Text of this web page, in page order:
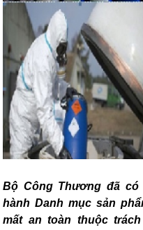
Bộ Công Thương đã có
hành Danh mục sản
mất an toàn thuộc